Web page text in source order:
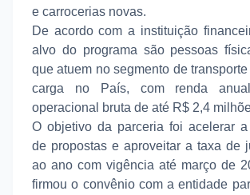
e carrocerias novas.
De acordo com a instituição
alvo do programa são pessoas
que atuem no segmento de
carga no País, com renda
operacional bruta de até R$ 2,4
O objetivo da parceria foi acelerar a
de propostas e aproveitar a taxa de
ao ano com vigência até março de
firmou o convênio com a entidade